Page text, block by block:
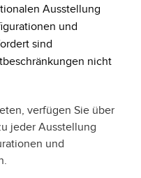
Ausstellung
und
sind
nicht
verfügen Sie über
jeder Ausstellung
und